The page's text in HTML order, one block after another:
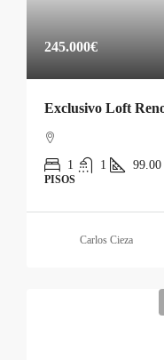
245.000€
1 1 99.00
PISOS
Carlos Cieza